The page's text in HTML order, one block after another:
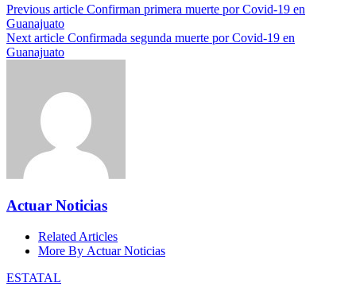
Previous article Confirman primera muerte por Covid-19 en
Guanajuato
Next article Confirmada segunda muerte por Covid-19 en
Guanajuato
Actuar Noticias
Related Articles
More By Actuar Noticias
ESTATAL